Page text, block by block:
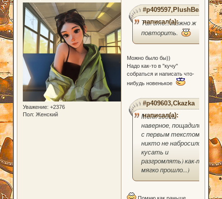
Уважение: +2376
Пол: Женский
#p409597,PlushBear
написал(а):
Так это... можно ж
повторить.
Можно было бы))
Надо как-то в "кучу"
собраться и написать что-
нибудь новенькое
#p409603,Ckazka
написал(а):
Меня здесь,
наверное, пощадили
с первым текстом,
никто не набросился
кусать и
разгромлять) как-то
мягко прошло...)